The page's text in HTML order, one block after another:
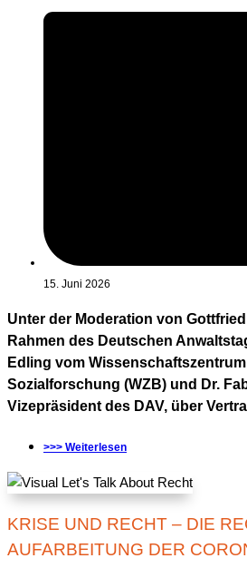
15. Juni 2026
Unter der Moderation von
Rahmen des Deutschen
Edling vom
Sozialforschung (WZB) und Dr.
Vizepräsident des DAV, über
>>> Weiterlesen
KRISE UND RECHT – DIE
AUFARBEITUNG DER